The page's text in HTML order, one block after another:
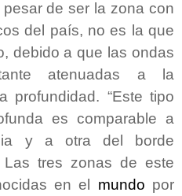
de ser la zona con
del país, no es la que
debido a que las ondas
atenuadas a la
profundidad. “Este tipo
es comparable a
y a otra del borde
tres zonas de este
en el mundo por